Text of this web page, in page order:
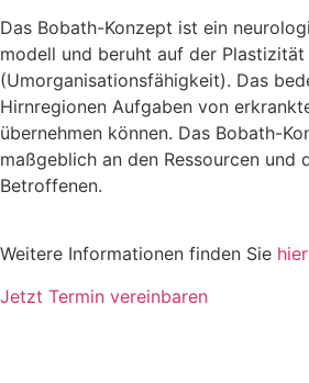
Das Bobath-­Konzept ist ein
modell und beruht auf der Plasti­zität
(Umorga­nisations­fähigkeit). Das
Hirn­regionen Aufgaben von
über­nehmen können. Das Bobath-­
maß­geblich an den Res­sourcen und
Betrof­fenen.
Weitere Informationen finden Sie hier
Jetzt Termin vereinbaren